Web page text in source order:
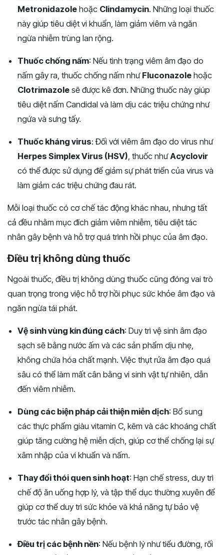
Metronidazole hoặc Clindamycin. Những loại thuốc
này giúp tiêu diệt vi khuẩn, làm giảm viêm và ngăn
ngừa nhiễm trùng lan rộng​.
Thuốc chống nấm: Nếu tình trạng viêm âm đạo do
nấm gây ra, thuốc chống nấm như Fluconazole hoặc
Clotrimazole sẽ được kê đơn. Những thuốc này giúp
tiêu diệt nấm Candidal và làm dịu các triệu chứng như
ngứa và sưng tấy​​.
Thuốc kháng virus: Đối với viêm âm đạo do virus như
Herpes Simplex Virus (HSV) , thuốc như Acyclovir
có thể được sử dụng để giảm sự phát triển của virus và
làm giảm các triệu chứng đau rát​.
Mỗi loại thuốc có cơ chế tác động khác nhau, nhưng tất
cả đều nhằm mục đích giảm viêm nhiễm, tiêu diệt tác
nhân gây bệnh và hỗ trợ quá trình hồi phục của âm đạo.
Điều trị không dùng thuốc
Ngoài thuốc, điều trị không dùng thuốc cũng đóng vai trò
quan trọng trong việc hỗ trợ hồi phục sức khỏe âm đạo và
ngăn ngừa tái phát.
Vệ sinh vùng kín đúng cách: Duy trì vệ sinh âm đạo
sạch sẽ bằng nước ấm và các sản phẩm dịu nhẹ,
không chứa hóa chất mạnh. Việc thụt rửa âm đạo quá
sâu có thể làm mất cân bằng vi sinh vật tự nhiên, dẫn
đến viêm nhiễm​​.
Dùng các biện pháp cải thiện miễn dịch: Bổ sung
các thực phẩm giàu vitamin C, kẽm và các khoáng chất
giúp tăng cường hệ miễn dịch, giúp cơ thể chống lại sự
xâm nhập của vi khuẩn và nấm​.
Thay đổi thói quen sinh hoạt: Hạn chế stress, duy trì
chế độ ăn uống hợp lý, và tập thể dục thường xuyên để
giúp cơ thể duy trì sức khỏe và khả năng tự bảo vệ
trước tác nhân gây bệnh​.
Điều trị các bệnh nền: Nếu bệnh lý như tiểu đường, rối